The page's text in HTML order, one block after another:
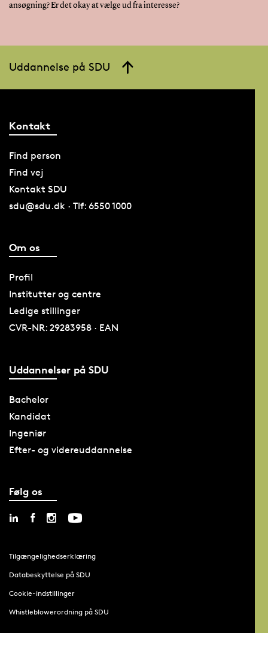
ansøgning? Er det okay at vælge ud fra interesse?
Uddannelse på SDU
Kontakt
Find person
Find vej
Kontakt SDU
sdu@sdu.dk · Tlf: 6550 1000
Om os
Profil
Institutter og centre
Ledige stillinger
CVR-NR: 29283958 · EAN
Uddannelser på SDU
Bachelor
Kandidat
Ingeniør
Efter- og videreuddannelse
Følg os
Tilgængelighedserklæring
Databeskyttelse på SDU
Cookie-indstillinger
Whistleblowerordning på SDU